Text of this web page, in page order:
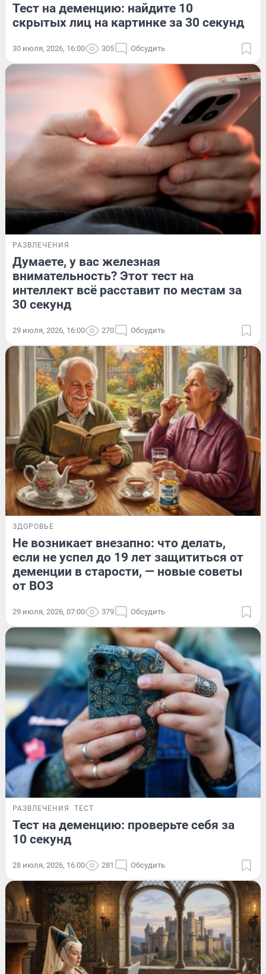
Тест на деменцию: найдите 10
скрытых лиц на картинке за 30 секунд
30 июля, 2026, 16:00 305 Обсудить
РАЗВЛЕЧЕНИЯ
Думаете, у вас железная
внимательность? Этот тест на
интеллект всё расставит по местам за
30 секунд
29 июля, 2026, 16:00 270 Обсудить
ЗДОРОВЬЕ
Не возникает внезапно: что делать,
если не успел до 19 лет защититься от
деменции в старости, — новые советы
от ВОЗ
29 июля, 2026, 07:00 379 Обсудить
РАЗВЛЕЧЕНИЯ ТЕСТ
Тест на деменцию: проверьте себя за
10 секунд
28 июля, 2026, 16:00 281 Обсудить